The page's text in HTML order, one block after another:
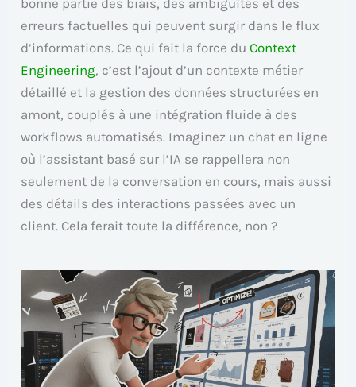
erreurs factuelles qui peuvent surgir dans le flux
d’informations. Ce qui fait la force duContext
Engineering, c’est l’ajout d’un contexte métier
détaillé et la gestion des données structurées en
amont, couplés à une intégration fluide à des
workflows automatisés. Imaginez un chat en ligne
où l’assistant basé sur l’IA se rappellera non
seulement de la conversation en cours, mais aussi
des détails des interactions passées avec un
client. Cela ferait toute la différence, non ?